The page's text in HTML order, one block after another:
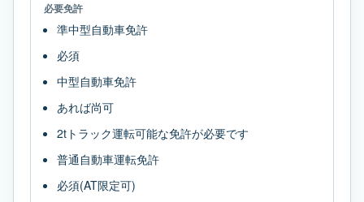
必要免許
準中型自動車免許
必須
中型自動車免許
あれば尚可
2tトラック運転可能な免許が必要です
普通自動車運転免許
必須(AT限定可)